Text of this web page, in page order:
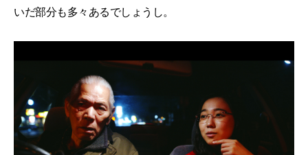
いだ部分も多々あるでしょうし。